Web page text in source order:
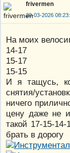
frivermen
20-03-2026
На моих
14-17
15-17
15-15
И я тащусь,
снятия/
ничего
цену даже не
такой 17-15-
брать в дорогу